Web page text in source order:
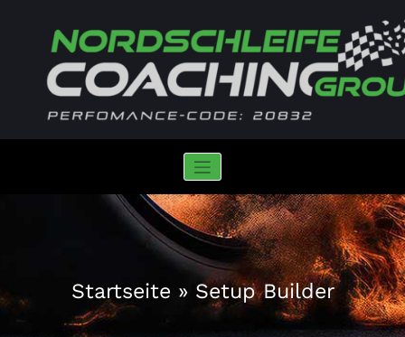
Nordschleife Coaching Group
Startseite » Setup Builder